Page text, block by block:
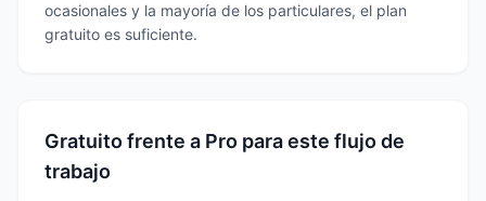
ocasionales y la mayoría de los particulares, el plan
gratuito es suficiente.
Gratuito frente a Pro para este flujo de
trabajo